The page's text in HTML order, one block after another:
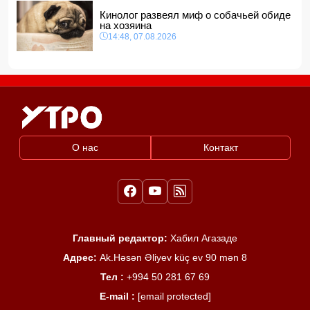
Кинолог развеял миф о собачьей обиде
на хозяина
14:48, 07.08.2026
О нас Контакт
Главный редактор: Хабил Агазаде
Адрес: Ak.Həsən Əliyev küç ev 90 mən 8
Тел : +994 50 281 67 69
E-mail : [email protected]